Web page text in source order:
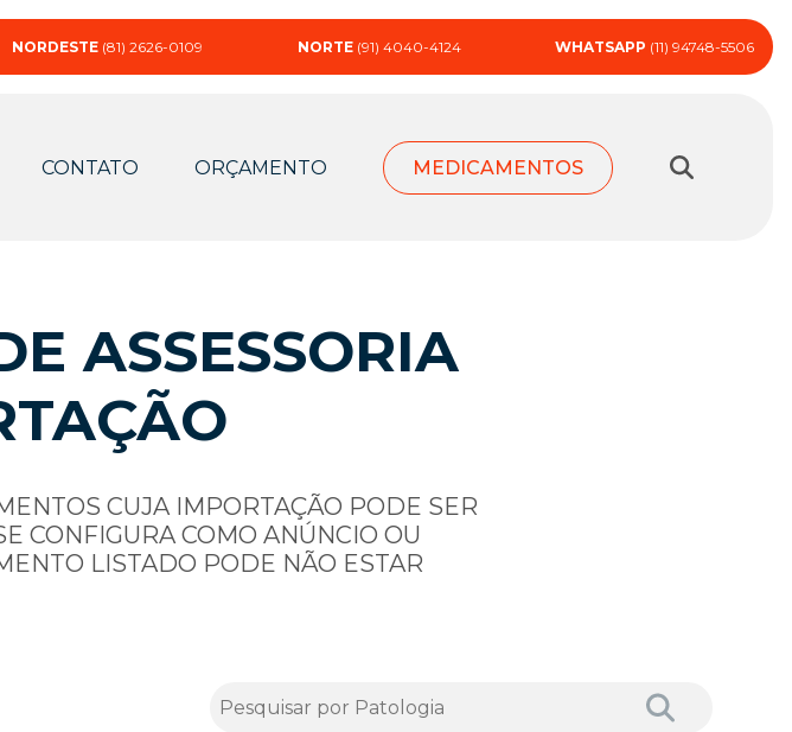
NORDESTE (81) 2626-0109 NORTE (91) 4040-4124 WHATSAPP (11) 94748-5506
CONTATO ORÇAMENTO MEDICAMENTOS
ASSESSORIA
CUJA IMPORTAÇÃO PODE SER
CONFIGURA COMO ANÚNCIO OU
LISTADO PODE NÃO ESTAR